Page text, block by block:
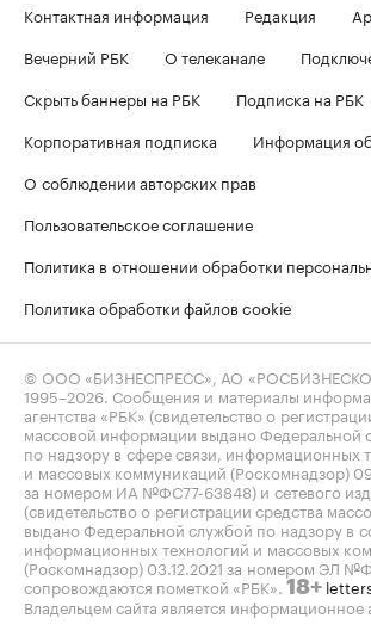
Контактная информация Редакция
Вечерний РБК
О телеканале
Скрыть баннеры на РБК
Подписка на РБК
Корпоративная подписка
Информация
О соблюдении авторских прав
Пользовательское соглашение
Политика в отношении обработки
Политика обработки файлов cookie
© ООО «БИЗНЕСПРЕСС», АО
1995–2026 . Сообщения и материалы
агентства «РБК» (свидетельство о
массовой информации выдано Федеральной
по надзору в сфере связи, информационных
и массовых коммуникаций (Роскомнадзор)
за номером ИА №ФС77-63848) и сетевого
(свидетельство о регистрации средства
выдано Федеральной службой по надзору в
информационных технологий и массовых
(Роскомнадзор) 03.12.2021 за номером ЭЛ
сопровождаются пометкой «РБК». 18+
Владельцем сайта является информационное